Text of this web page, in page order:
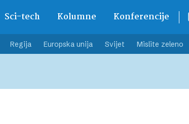
Sci-tech Kolumne Konferencije
Regija Europska unija Svijet Mislite zeleno